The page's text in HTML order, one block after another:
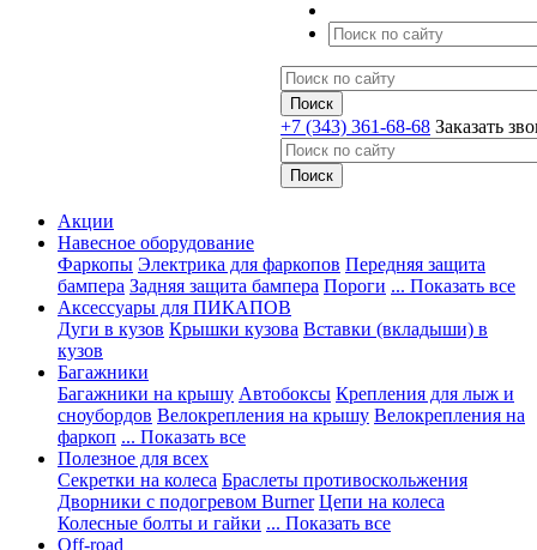
+7 (343) 361-68-68 Заказать
Акции
Навесное оборудование
Фаркопы Электрика для фаркопов Передняя защита
бампера Задняя защита бампера Пороги ... Показать все
Аксессуары для ПИКАПОВ
Дуги в кузов Крышки кузова Вставки (вкладыши) в
кузов
Багажники
Багажники на крышу Автобоксы Крепления для лыж и
сноубордов Велокрепления на крышу Велокрепления на
фаркоп ... Показать все
Полезное для всех
Секретки на колеса Браслеты противоскольжения
Дворники с подогревом Burner Цепи на колеса
Колесные болты и гайки ... Показать все
Off-road